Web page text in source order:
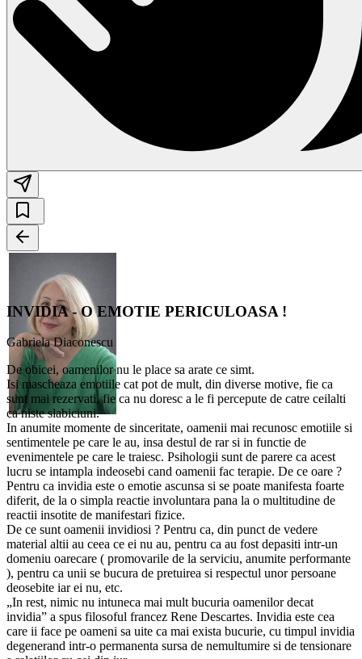
INVIDIA - O EMOTIE PERICULOASA !
Gabriela Diaconescu
De obicei, oamenilor nu le place sa arate ce simt.
Isi mascheaza emotiile cat pot de mult, din diverse motive, fie ca
sunt mai rezervati, fie ca nu doresc a le fi percepute de catre ceilalti
ca niste slabiciuni.
In anumite momente de sinceritate, oamenii mai recunosc emotiile si
sentimentele pe care le au, insa destul de rar si in functie de
evenimentele pe care le traiesc. Psihologii sunt de parere ca acest
lucru se intampla indeosebi cand oamenii fac terapie. De ce oare ?
Pentru ca invidia este o emotie ascunsa si se poate manifesta foarte
diferit, de la o simpla reactie involuntara pana la o multitudine de
reactii insotite de manifestari fizice.
De ce sunt oamenii invidiosi ? Pentru ca, din punct de vedere
material altii au ceea ce ei nu au, pentru ca au fost depasiti intr-un
domeniu oarecare ( promovarile de la serviciu, anumite performante
), pentru ca unii se bucura de pretuirea si respectul unor persoane
deosebite iar ei nu, etc.
„In rest, nimic nu intuneca mai mult bucuria oamenilor decat
invidia” a spus filosoful francez Rene Descartes. Invidia este cea
care ii face pe oameni sa uite ca mai exista bucurie, cu timpul invidia
degenerand intr-o permanenta sursa de nemultumire si de tensionare